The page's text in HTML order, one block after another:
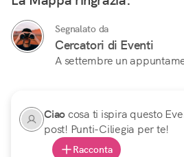
Segnalato da
Cercatori di Eventi
A settembre un
Ciaocosa ti ispira questo
post! Punti-Ciliegia per te!
Racconta